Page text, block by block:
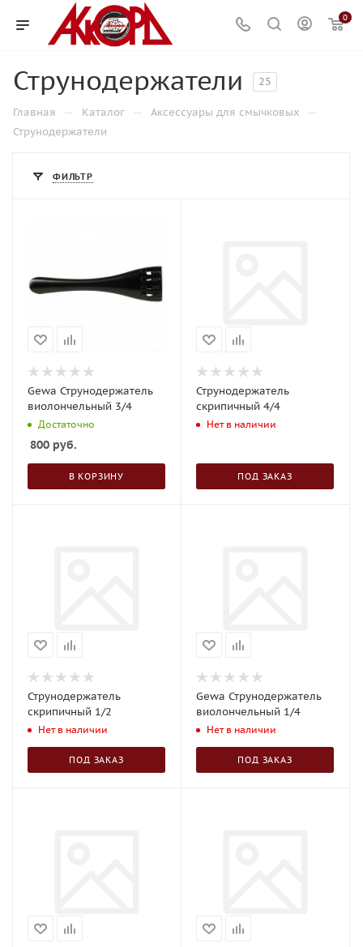
0
Струнодержатели 25
Главная — Каталог — Аксессуары для смычковых —
Струнодержатели
ФИЛЬТР
Gewa Струнодержатель
виолончельный 3/4
Достаточно
800 руб.
В КОРЗИНУ
Струнодержатель
скрипичный 4/4
Нет в наличии
ПОД ЗАКАЗ
Струнодержатель
скрипичный 1/2
Нет в наличии
ПОД ЗАКАЗ
Gewa Струнодержатель
виолончельный 1/4
Нет в наличии
ПОД ЗАКАЗ